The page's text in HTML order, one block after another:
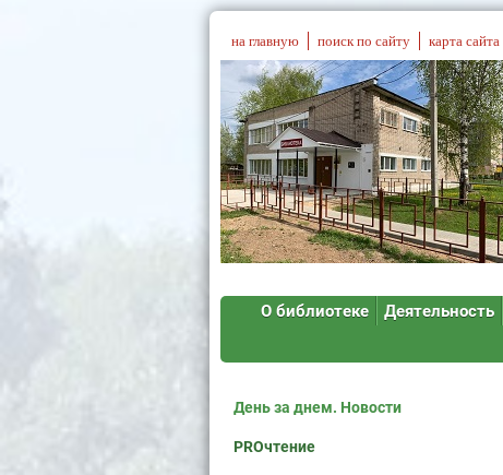
на главную поиск по сайту карта сайта
О библиотеке Деятельность
День за днем. Новости
PROчтение